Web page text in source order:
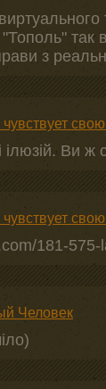
так
з
Ви ж
181-
Человек